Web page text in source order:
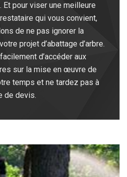
pour viser une meilleure
qui vous convient,
de ne pas ignorer la
projet d’abattage d’arbre.
d’accéder aux
sur la mise en œuvre de
temps et ne tardez pas à
de devis.